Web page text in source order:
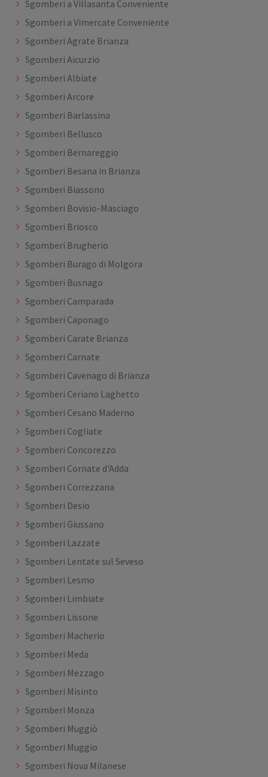
Sgomberi a Villasanta Conveniente
Sgomberi a Vimercate Conveniente
Sgomberi Agrate Brianza
Sgomberi Aicurzio
Sgomberi Albiate
Sgomberi Arcore
Sgomberi Barlassina
Sgomberi Bellusco
Sgomberi Bernareggio
Sgomberi Besana in Brianza
Sgomberi Biassono
Sgomberi Bovisio-Masciago
Sgomberi Briosco
Sgomberi Brugherio
Sgomberi Burago di Molgora
Sgomberi Busnago
Sgomberi Camparada
Sgomberi Caponago
Sgomberi Carate Brianza
Sgomberi Carnate
Sgomberi Cavenago di Brianza
Sgomberi Ceriano Laghetto
Sgomberi Cesano Maderno
Sgomberi Cogliate
Sgomberi Concorezzo
Sgomberi Cornate d'Adda
Sgomberi Correzzana
Sgomberi Desio
Sgomberi Giussano
Sgomberi Lazzate
Sgomberi Lentate sul Seveso
Sgomberi Lesmo
Sgomberi Limbiate
Sgomberi Lissone
Sgomberi Macherio
Sgomberi Meda
Sgomberi Mezzago
Sgomberi Misinto
Sgomberi Monza
Sgomberi Muggiò
Sgomberi Muggio
Sgomberi Nova Milanese